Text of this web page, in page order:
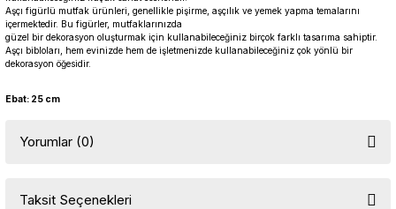
Aşçı figürlü mutfak ürünleri, genellikle pişirme, aşçılık ve yemek yapma temalarını
içermektedir. Bu figürler, mutfaklarınızda
güzel bir dekorasyon oluşturmak için kullanabileceğiniz birçok farklı tasarıma sahiptir.
Aşçı bibloları, hem evinizde hem de işletmenizde kullanabileceğiniz çok yönlü bir
dekorasyon öğesidir.
Ebat: 25 cm
Yorumlar (0)
Taksit Seçenekleri